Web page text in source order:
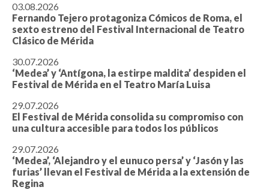
03.08.2026
Fernando Tejero protagoniza Cómicos de Roma, el
sexto estreno del Festival Internacional de Teatro
Clásico de Mérida
30.07.2026
‘Medea’ y ‘Antígona, la estirpe maldita’ despiden el
Festival de Mérida en el Teatro María Luisa
29.07.2026
El Festival de Mérida consolida su compromiso con
una cultura accesible para todos los públicos
29.07.2026
‘Medea’, ‘Alejandro y el eunuco persa’ y ‘Jasón y las
furias’ llevan el Festival de Mérida a la extensión de
Regina